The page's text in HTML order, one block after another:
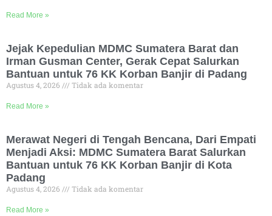
Read More »
Jejak Kepedulian MDMC Sumatera Barat dan
Irman Gusman Center, Gerak Cepat Salurkan
Bantuan untuk 76 KK Korban Banjir di Padang
Agustus 4, 2026 Tidak ada komentar
Read More »
Merawat Negeri di Tengah Bencana, Dari Empati
Menjadi Aksi: MDMC Sumatera Barat Salurkan
Bantuan untuk 76 KK Korban Banjir di Kota
Padang
Agustus 4, 2026 Tidak ada komentar
Read More »